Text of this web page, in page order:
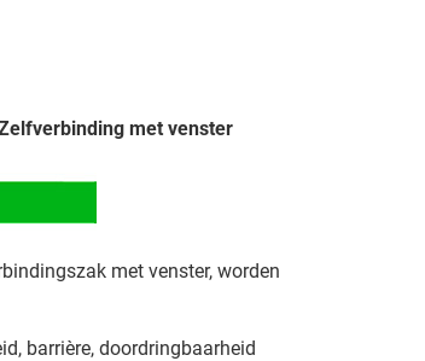
met venster
met venster, worden
barrière, doordringbaarheid